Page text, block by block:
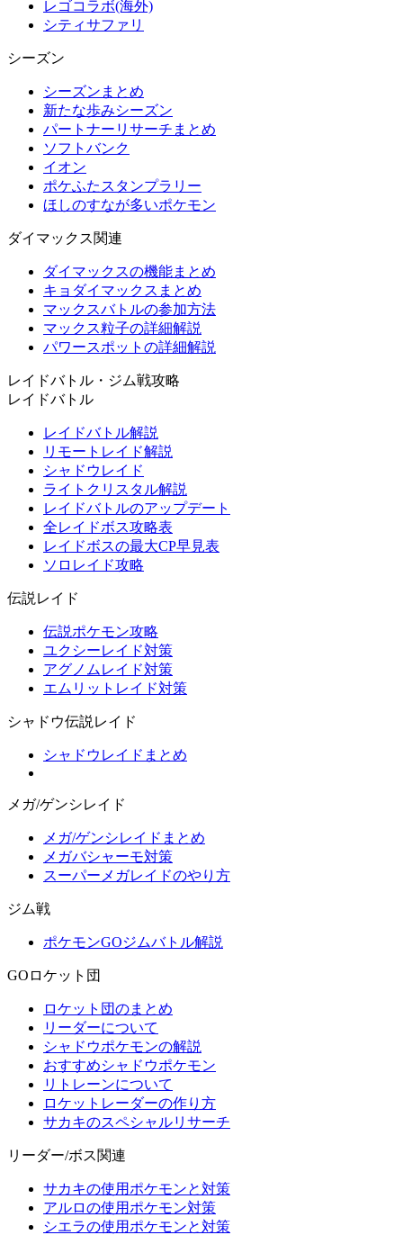
レゴコラボ(海外)
シティサファリ
シーズン
シーズンまとめ
新たな歩みシーズン
パートナーリサーチまとめ
ソフトバンク
イオン
ポケふたスタンプラリー
ほしのすなが多いポケモン
ダイマックス関連
ダイマックスの機能まとめ
キョダイマックスまとめ
マックスバトルの参加方法
マックス粒子の詳細解説
パワースポットの詳細解説
レイドバトル・ジム戦攻略
レイドバトル
レイドバトル解説
リモートレイド解説
シャドウレイド
ライトクリスタル解説
レイドバトルのアップデート
全レイドボス攻略表
レイドボスの最大CP早見表
ソロレイド攻略
伝説レイド
伝説ポケモン攻略
ユクシーレイド対策
アグノムレイド対策
エムリットレイド対策
シャドウ伝説レイド
シャドウレイドまとめ
メガ/ゲンシレイド
メガ/ゲンシレイドまとめ
メガバシャーモ対策
スーパーメガレイドのやり方
ジム戦
ポケモンGOジムバトル解説
GOロケット団
ロケット団のまとめ
リーダーについて
シャドウポケモンの解説
おすすめシャドウポケモン
リトレーンについて
ロケットレーダーの作り方
サカキのスペシャルリサーチ
リーダー/ボス関連
サカキの使用ポケモンと対策
アルロの使用ポケモン対策
シエラの使用ポケモンと対策